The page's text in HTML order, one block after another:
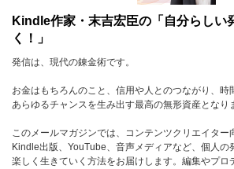
Kindle作家・末吉宏臣の「自分らしい
く！」
発信は、現代の錬金術です。
お金はもちろんのこと、信用や人とのつながり、時
あらゆるチャンスを生み出す最高の無形資産となり
このメールマガジンでは、コンテンツクリエイター
Kindle出版、YouTube、音声メディアなど、個人の
楽しく生きていく方法をお届けします。編集やプロ